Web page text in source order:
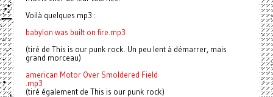
Voilà quelques mp3 :
babylon was built on fire.mp3
(tiré de This is our punk rock. Un peu lent à démarrer, mais
grand morceau)
american Motor Over Smoldered Field
.mp3
(tiré également de This is our punk rock)